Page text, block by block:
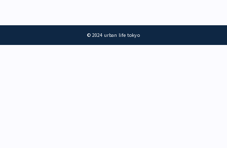
© 2024 urban life tokyo